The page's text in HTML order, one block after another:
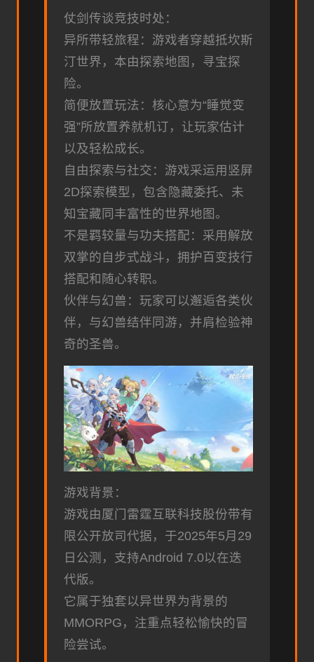
仗剑传谈竞技时处：
异所带轻旅程：游戏者穿越抵坎斯
汀世界，本由探索地图，寻宝探
险。
简便放置玩法：核心意为“睡觉变
强”所放置养就机订，让玩家估计
以及轻松成长。
自由探索与社交：游戏采运用竖屏
2D探索模型，包含隐藏委托、未
知宝藏同丰富性的世界地图。
不是羁较量与功夫搭配：采用解放
双掌的自步式战斗，拥护百变技行
搭配和随心转职。
伙伴与幻兽：玩家可以邂逅各类伙
伴，与幻兽结伴同游，并肩检验神
奇的圣兽。
游戏背景：
游戏由厦门雷霆互联科技股份带有
限公开放司代据，于2025年5月29
日公测，支持Android 7.0以在迭
代版。
它属于独套以异世界为背景的
MMORPG，注重点轻松愉快的冒
险尝试。